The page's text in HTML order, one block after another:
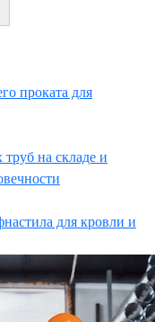
проката для
на складе и
для кровли и